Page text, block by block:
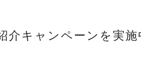
キャンペーンを実施